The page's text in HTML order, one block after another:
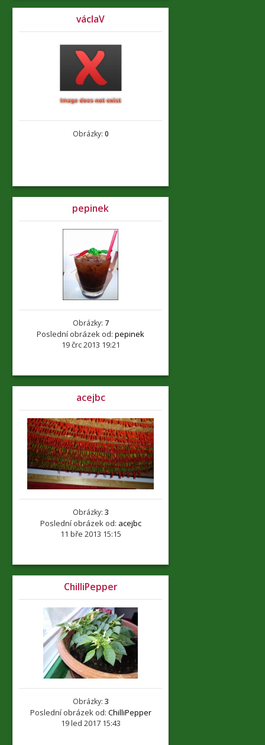
václaV
Obrázky: 0
pepinek
Obrázky: 7
Poslední obrázek od: pepinek
19 črc 2013 19:21
acejbc
Obrázky: 3
Poslední obrázek od: acejbc
11 bře 2013 15:15
ChilliPepper
Obrázky: 3
Poslední obrázek od: ChilliPepper
19 led 2017 15:43